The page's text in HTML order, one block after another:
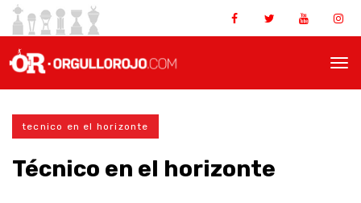
tecnico en el horizonte
Técnico en el horizonte